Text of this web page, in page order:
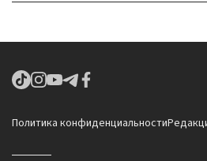
Политика конфиденциальности